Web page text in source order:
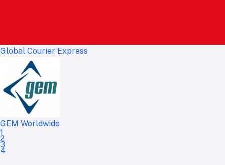
Global Courier Express
GEM Worldwide
1
2
3
4